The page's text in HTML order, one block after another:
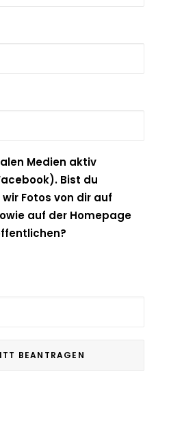
Medien aktiv
Bist du
Fotos von dir auf
auf der Homepage